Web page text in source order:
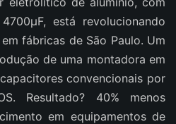
está revolucionando
fábricas de São Paulo. Um
de uma montadora em
convencionais por
Resultado? 40% menos
em equipamentos de